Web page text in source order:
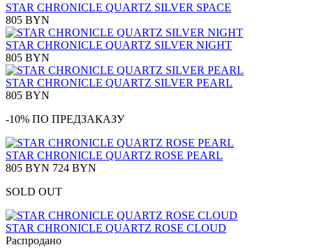
STAR CHRONICLE QUARTZ SILVER SPACE
805 BYN
STAR CHRONICLE QUARTZ SILVER NIGHT
805 BYN
STAR CHRONICLE QUARTZ SILVER PEARL
805 BYN
-10% ПО ПРЕДЗАКАЗУ
STAR CHRONICLE QUARTZ ROSE PEARL
805 BYN 724 BYN
SOLD OUT
STAR CHRONICLE QUARTZ ROSE CLOUD
Распродано